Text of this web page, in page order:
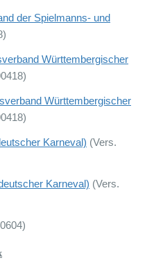
der Spielmanns- und
Württembergischer
Württembergischer
Karneval) (Vers.
Karneval) (Vers.